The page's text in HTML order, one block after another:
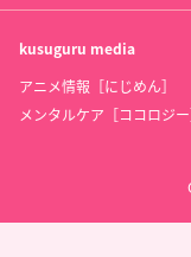
kusuguru media
アニメ情報［にじめん］
メンタルケア［ココロジー